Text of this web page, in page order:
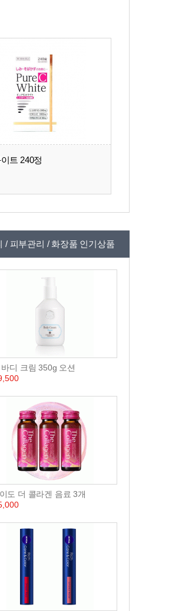
트 240정
/ 피부관리 / 화장품 인기상품
디 크림 350g 오션
도 더 콜라겐 음료 3개